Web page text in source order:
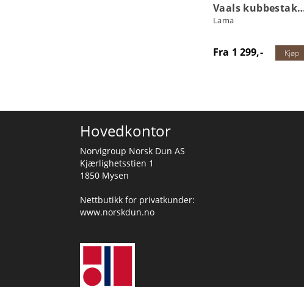
Vaals
Lama
Fra 1 299,- Kjøp
Hovedkontor
Norvigroup Norsk Dun AS
Kjærlighetsstien 1
1850 Mysen
Nettbutikk for privatkunder:
www.norskdun.no